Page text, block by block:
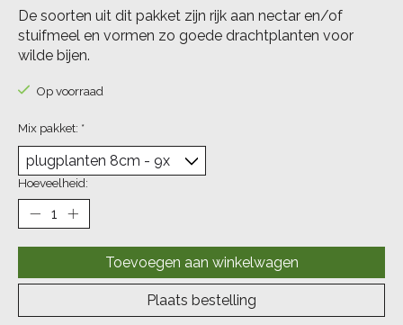
De soorten uit dit pakket zijn rijk aan nectar en/of
stuifmeel en vormen zo goede drachtplanten voor
wilde bijen.
Op voorraad
Mix pakket: *
Hoeveelheid:
Toevoegen aan winkelwagen
Plaats bestelling